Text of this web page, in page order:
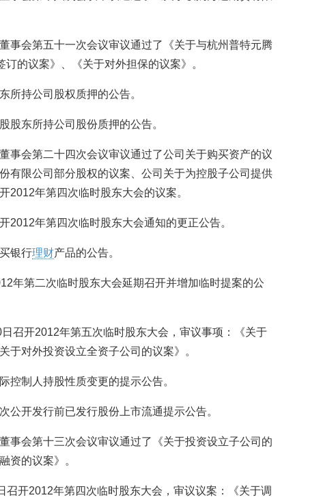
事会第五十一次会议审议通过了《关于与杭州普特元腾
的议案》、《关于对外担保的议案》。
所持公司股权质押的公告。
股东所持公司股份质押的公告。
事会第二十四次会议审议通过了公司关于购买资产的议
有限公司部分股权的议案、公司关于为控股子公司提供
2012年第四次临时股东大会的议案。
2012年第四次临时股东大会通知的更正公告。
银行理财产品的公告。
年第二次临时股东大会延期召开并增加临时提案的公
召开2012年第五次临时股东大会，审议事项：《关于
于对外投资设立全资子公司的议案》。
控制人持股性质变更的提示公告。
公开发行前已发行股份上市流通提示公告。
事会第十三次会议审议通过了《关于投资设立子公司的
资的议案》。
召开2012年第四次临时股东大会，审议议案：《关于调